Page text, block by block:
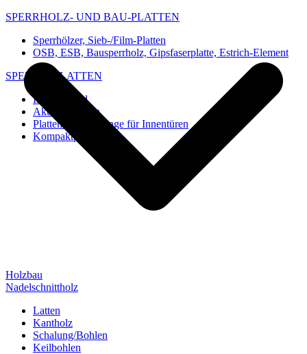
SPERRHOLZ- UND BAU-PLATTEN
Sperrhölzer, Sieb-/Film-Platten
OSB, ESB, Bausperrholz, Gipsfaserplatte, Estrich-Element
SPEZIAL-PLATTEN
Imi-Verbund
Akustik-Platten
Platten und Rohlinge für Innentüren
Kompaktplatten
Holzbau
Nadelschnittholz
Latten
Kantholz
Schalung/Bohlen
Keilbohlen